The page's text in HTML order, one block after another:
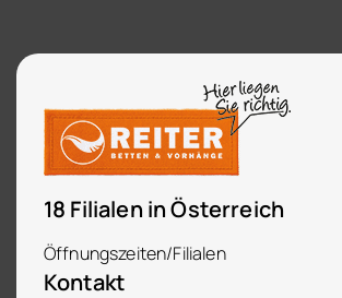
18 Filialen in Österreich
Öffnungszeiten/Filialen
Kontakt